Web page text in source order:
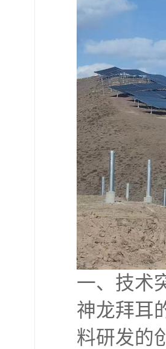
一、技术
神龙拜耳
料研发的